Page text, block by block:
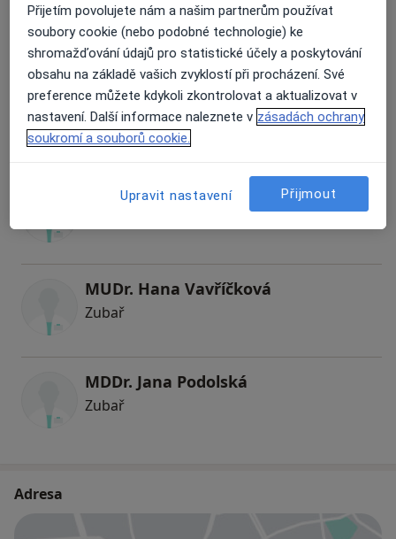
Zubař
MUDr. Renata Veselská
Zubař
4 názory
Lubomír Beran
MUDr. Hana Vavříčková
Zubař
MDDr. Jana Podolská
Zubař
Adresa
Přijetím povolujete nám a našim partnerům používat
soubory cookie (nebo podobné technologie) ke
shromažďování údajů pro statistické účely a poskytování
obsahu na základě vašich zvyklostí při procházení. Své
preference můžete kdykoli zkontrolovat a aktualizovat v
nastavení. Další informace naleznete v zásadách ochrany
soukromí a souborů cookie.
Upravit nastavení Přijmout